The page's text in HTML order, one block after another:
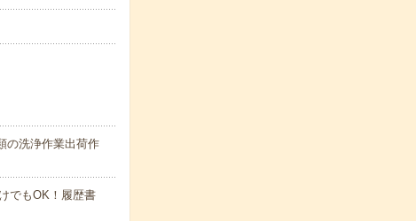
の洗浄作業出荷作
でもOK！履歴書